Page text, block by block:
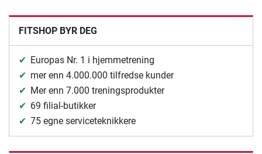
FITSHOP BYR DEG
Europas Nr. 1 i hjemmetrening
mer enn 4.000.000 tilfredse kunder
Mer enn 7.000 treningsprodukter
69 filial-butikker
75 egne serviceteknikkere